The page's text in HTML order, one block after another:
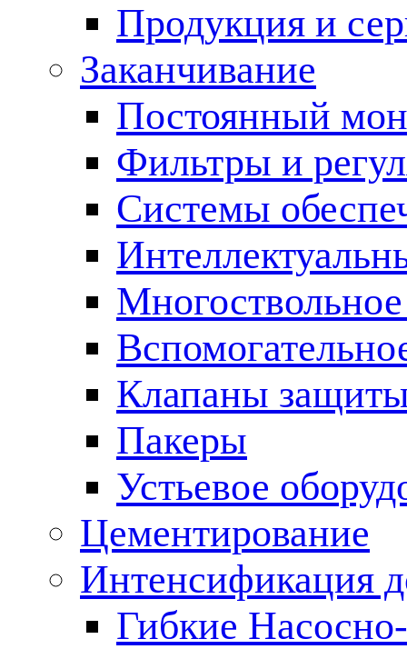
Продукция и
Заканчивание
Постоянный
Фильтры и
Cистемы
Клапаны
Пакеры
Устьевое
Цементирование
Интенсификация
Гибкие